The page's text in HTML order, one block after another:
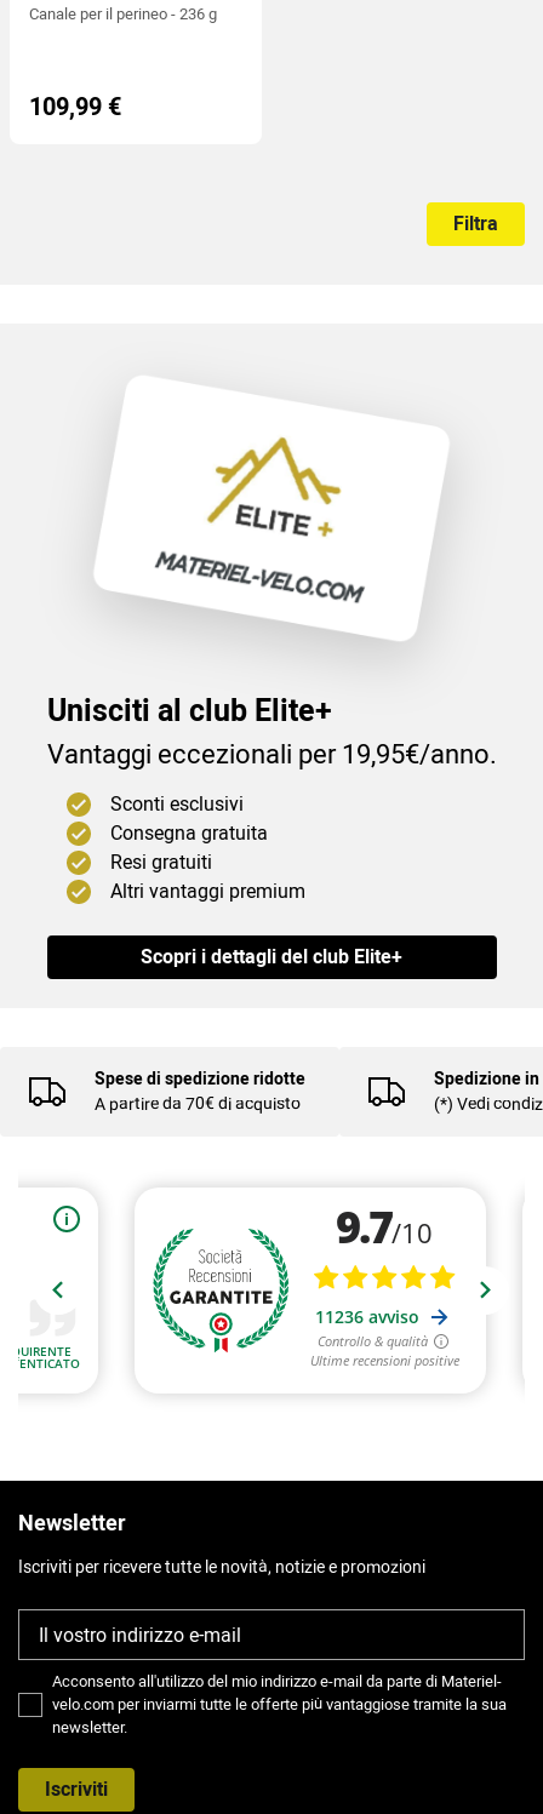
Canale per il perineo - 236 g
109,99 €
Filtra
Unisciti al club Elite+
Vantaggi eccezionali per 19,95€/anno.
Sconti esclusivi
Consegna gratuita
Resi gratuiti
Altri vantaggi premium
Scopri i dettagli del club Elite+
Spese di spedizione ridotte
A partire da 70€ di acquisto
Spedizione
(*) Vedi
Newsletter
Iscriviti per ricevere tutte le novità, notizie e promozioni
Acconsento all'utilizzo del mio indirizzo e-mail da parte di Materiel-
velo.com per inviarmi tutte le offerte più vantaggiose tramite la sua
newsletter.
Iscriviti